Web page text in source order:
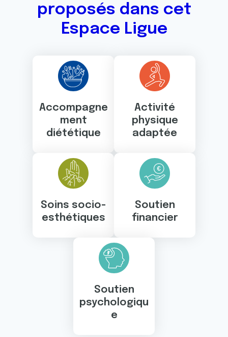
proposés dans cet
Espace Ligue
Accompagne
ment
diététique
Activité
physique
adaptée
Soins socio-
esthétiques
Soutien
financier
Soutien
psychologiqu
e